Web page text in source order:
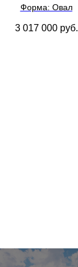
Форма: Овал
3 017 000 руб.